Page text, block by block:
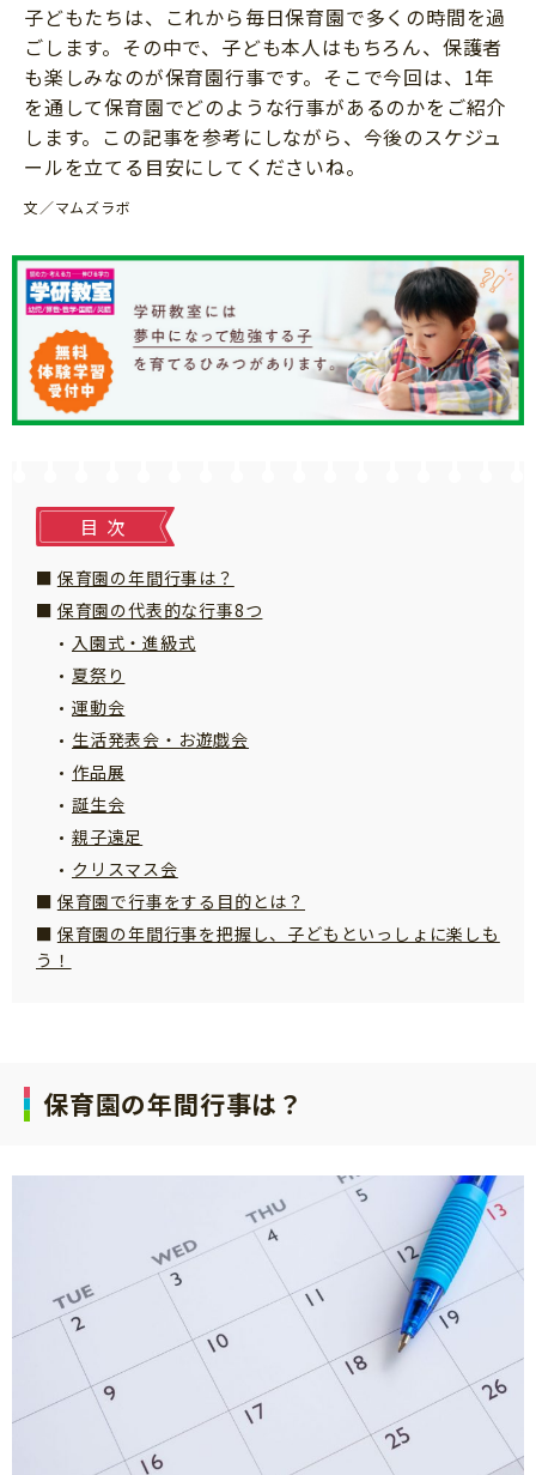
運動・あそび・ゲーム
英語
習い事
知育
料理
マネー
健康
「こそだてまっぷ」とは
サイトのご利⽤にあたって
個⼈情報について
お問い合わせ
子どもたちは、これから毎日保育園で多くの時間を過
ごします。その中で、子ども本人はもちろん、保護者
も楽しみなのが保育園行事です。そこで今回は、1年
を通して保育園でどのような行事があるのかをご紹介
します。この記事を参考にしながら、今後のスケジュ
ールを立てる目安にしてくださいね。
文／マムズラボ
目次
保育園の年間行事は？
保育園の代表的な行事8つ
入園式・進級式
夏祭り
運動会
生活発表会・お遊戯会
作品展
誕生会
親子遠足
クリスマス会
保育園で行事をする目的とは？
保育園の年間行事を把握し、子どもといっしょに楽しも
う！
保育園の年間行事は？